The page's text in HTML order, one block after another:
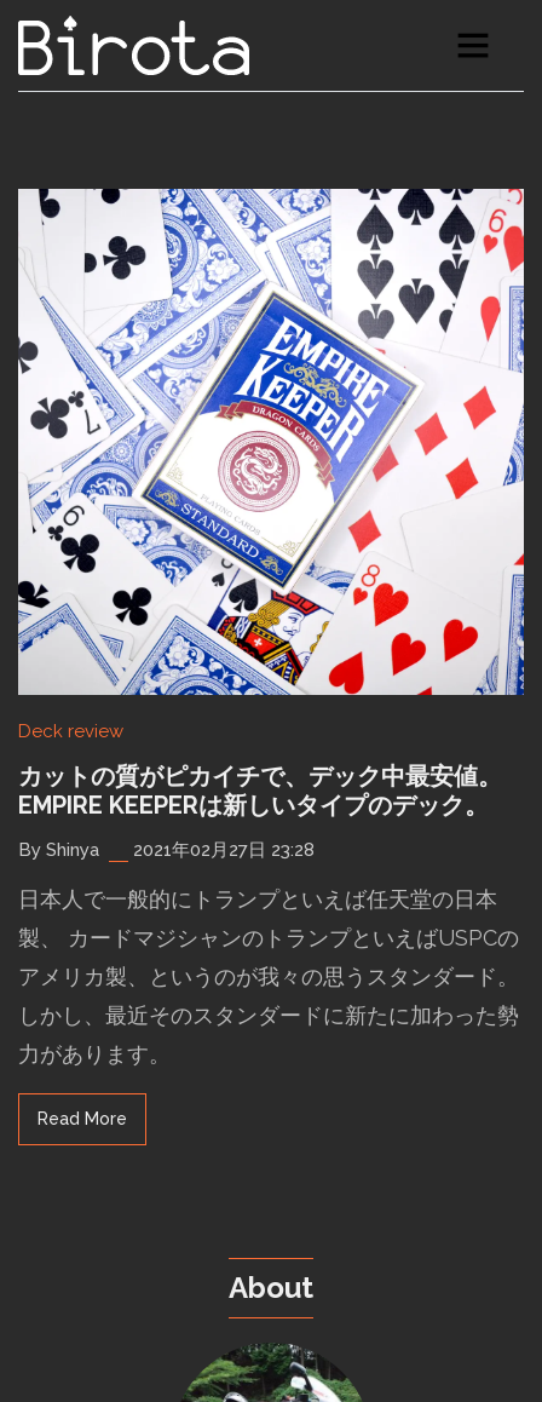
Deck review
カットの質がピカイチで、デック中最安値。
EMPIRE KEEPERは新しいタイプのデック。
By Shinya 2021年02月27日 23:28
日本人で一般的にトランプといえば任天堂の日本
製、 カードマジシャンのトランプといえばUSPCの
アメリカ製、というのが我々の思うスタンダード。
しかし、最近そのスタンダードに新たに加わった勢
力があります。
Read More
About